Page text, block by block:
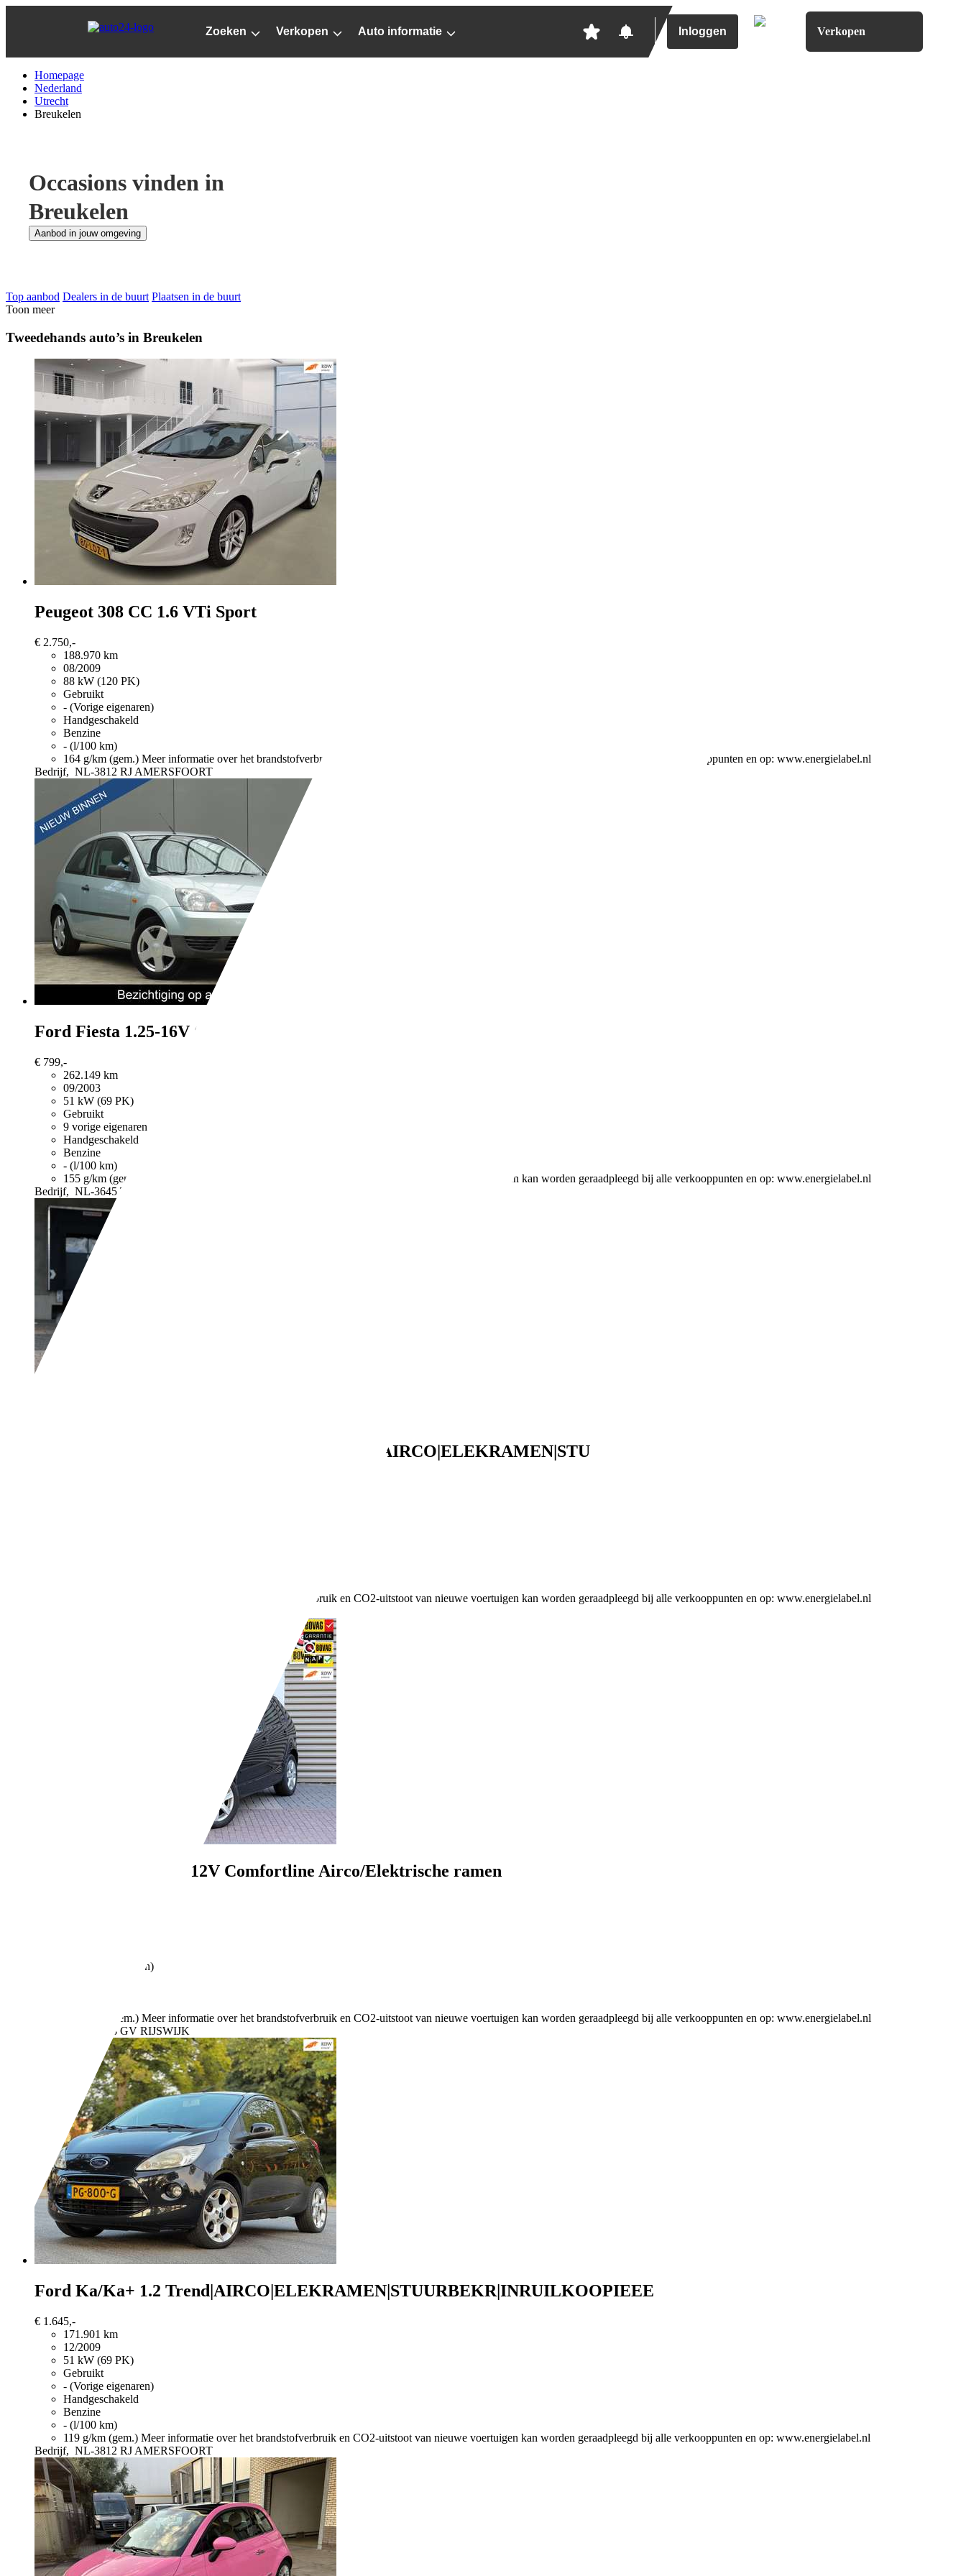
Zoeken Verkopen Auto informatie Inloggen Verkopen
Homepage
Nederland
Utrecht
Breukelen
Occasions vinden in
Breukelen
Aanbod in jouw omgeving
Top aanbod Dealers in de buurt Plaatsen in de buurt
Toon meer
Tweedehands auto’s in Breukelen
Peugeot 308 CC 1.6 VTi Sport
€ 2.750,-
188.970 km
08/2009
88 kW (120 PK)
Gebruikt
- (Vorige eigenaren)
Handgeschakeld
Benzine
- (l/100 km)
164 g/km (gem.) Meer informatie over het brandstofverbruik en CO2-uitstoot van nieuwe voertuigen kan worden geraadpleegd bij alle verkooppunten en op: www.energielabel.nl
Bedrijf, NL-3812 RJ AMERSFOORT
Ford Fiesta 1.25-16V Centennial * INRUILKOOPJE * APK tot 07-20
€ 799,-
262.149 km
09/2003
51 kW (69 PK)
Gebruikt
9 vorige eigenaren
Handgeschakeld
Benzine
- (l/100 km)
155 g/km (gem.)
Meer informatie over het brandstofverbruik en CO2-uitstoot van nieuwe voertuigen kan worden geraadpleegd bij alle verkooppunten en op: www.energielabel.nl
Bedrijf, NL-3645 TA VINKEVEEN
1.0-12V Ambiance|APK02-06-2027|AIRCO|ELEKRAMEN|STU
Meer informatie over het brandstofverbruik en CO2-uitstoot van nieuwe voertuigen kan worden geraadpleegd bij alle verkooppunten en op: www.energielabel.nl
1.2-12V Comfortline Airco/Elektrische ramen
- (Vorige eigenaren)
138 g/km (gem.) Meer informatie over het brandstofverbruik en CO2-uitstoot van nieuwe voertuigen kan worden geraadpleegd bij alle verkooppunten en op: www.energielabel.nl
NL-2288 GV RIJSWIJK
Ford Ka/Ka+ 1.2 Trend|AIRCO|ELEKRAMEN|STUURBEKR|INRUILKOOPIEEE
€ 1.645,-
171.901 km
12/2009
51 kW (69 PK)
Gebruikt
- (Vorige eigenaren)
Handgeschakeld
Benzine
- (l/100 km)
119 g/km (gem.) Meer informatie over het brandstofverbruik en CO2-uitstoot van nieuwe voertuigen kan worden geraadpleegd bij alle verkooppunten en op: www.energielabel.nl
Bedrijf, NL-3812 RJ AMERSFOORT